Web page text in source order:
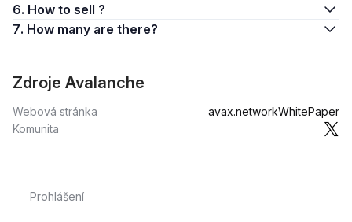
6. How to sell ?
7. How many are there?
Zdroje Avalanche
Webová stránka avax.networkWhitePaper
Komunita
Prohlášení